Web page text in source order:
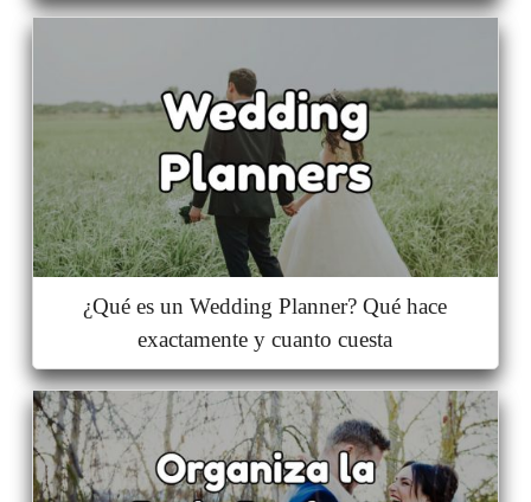
¿Qué es un Wedding Planner? Qué hace
exactamente y cuanto cuesta